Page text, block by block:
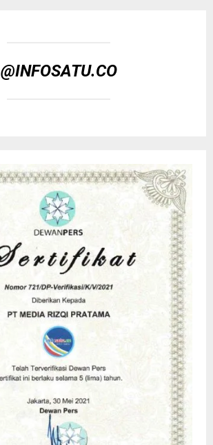
@INFOSATU.CO